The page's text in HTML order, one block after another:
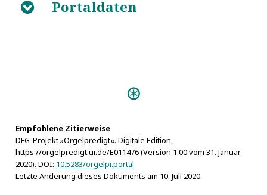
B Portaldaten
Encoenia HierOrganica (Halle
Personen:
Konstantin V. von Byzanz
Empfohlene Zitierweise
DFG-Projekt »Orgelpredigt«. Digitale Edition,
https://orgelpredigt.ur.de/E011476 (Version 1.00 vom 31. Januar
2020). DOI: 10.5283/orgelpr.portal
Letzte Änderung dieses Dokuments am 10. Juli 2020.